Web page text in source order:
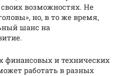
возможностях. Не
но, в то же время,
шанс на
финансовых и технических
работать в разных